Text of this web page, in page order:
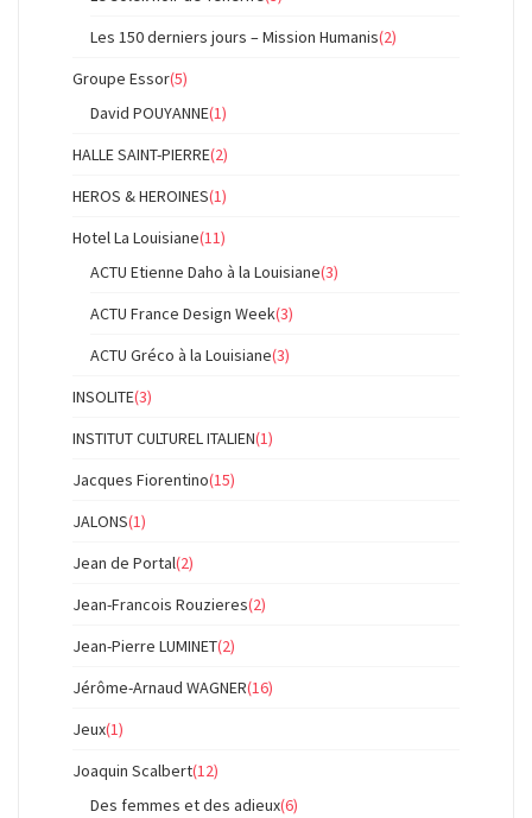
Les 150 derniers jours – Mission Humanis(2)
Groupe Essor(5)
David POUYANNE(1)
HALLE SAINT-PIERRE(2)
HEROS & HEROINES(1)
Hotel La Louisiane(11)
ACTU Etienne Daho à la Louisiane(3)
ACTU France Design Week(3)
ACTU Gréco à la Louisiane(3)
INSOLITE(3)
INSTITUT CULTUREL ITALIEN(1)
Jacques Fiorentino(15)
JALONS(1)
Jean de Portal(2)
Jean-Francois Rouzieres(2)
Jean-Pierre LUMINET(2)
Jérôme-Arnaud WAGNER(16)
Jeux(1)
Joaquin Scalbert(12)
Des femmes et des adieux(6)